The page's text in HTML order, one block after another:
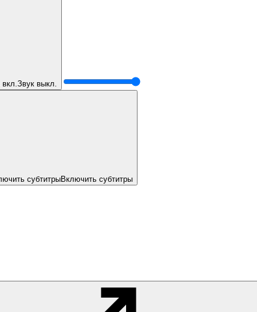
Звук выкл.
субтитрыВключить субтитры